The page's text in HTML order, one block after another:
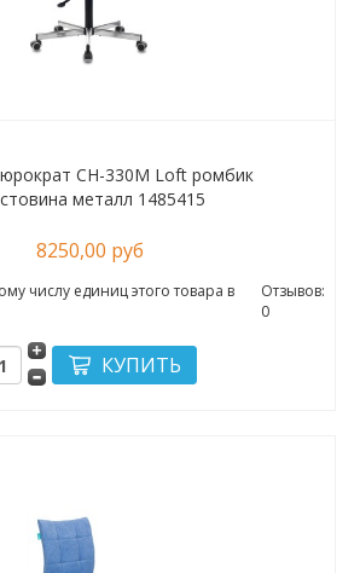
CH-330M Loft ромбик
металл 1485415
8250,00 руб
числу единиц этого товара в
Отзывов:
0